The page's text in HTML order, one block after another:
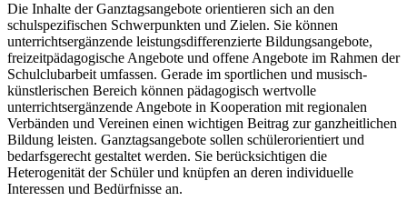
Die Inhalte der Ganztagsangebote orientieren sich an den
schulspezifischen Schwerpunkten und Zielen. Sie können
unterrichtsergänzende leistungsdifferenzierte Bildungsangebote,
freizeitpädagogische Angebote und offene Angebote im Rahmen der
Schulclubarbeit umfassen. Gerade im sportlichen und musisch-
künstlerischen Bereich können pädagogisch wertvolle
unterrichtsergänzende Angebote in Kooperation mit regionalen
Verbänden und Vereinen einen wichtigen Beitrag zur ganzheitlichen
Bildung leisten. Ganztagsangebote sollen schülerorientiert und
bedarfsgerecht gestaltet werden. Sie berücksichtigen die
Heterogenität der Schüler und knüpfen an deren individuelle
Interessen und Bedürfnisse an.